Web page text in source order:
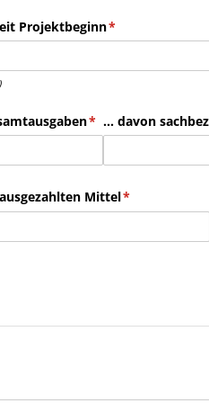
Projektbeginn*
(erforderlich)
*
(erforderlich)
... davon
Mittel*
(erforderlich)